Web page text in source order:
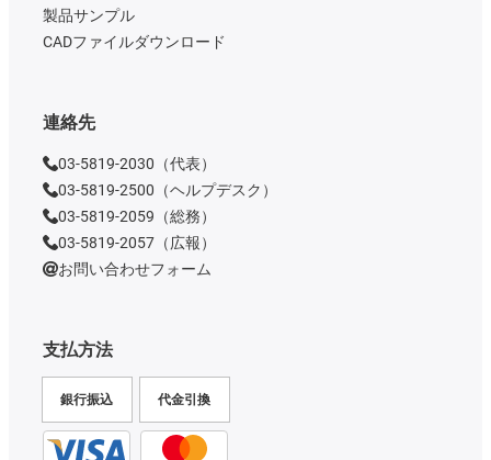
支払方法
銀行振込 代金引換
製品サンプル
CADファイルダウンロード
連絡先
03-5819-2030（代表）
03-5819-2500（ヘルプデスク）
03-5819-2059（総務）
03-5819-2057（広報）
お問い合わせフォーム